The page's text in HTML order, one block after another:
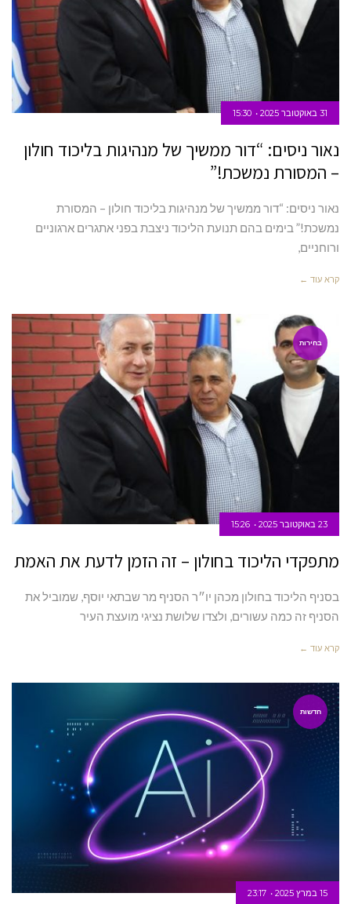
31 באוקטובר 2025 15:30
נאור ניסים: “דור ממשיך של מנהיגות בליכוד חולון
– המסורת נמשכת!”
נאור ניסים: “דור ממשיך של מנהיגות בליכוד חולון – המסורת
נמשכת!” בימים בהם תנועת הליכוד ניצבת בפני אתגרים ארגוניים
ורוחניים,
קרא עוד ←
בחירות
23 באוקטובר 2025 15:26
מתפקדי הליכוד בחולון – זה הזמן לדעת את האמת
בסניף הליכוד בחולון מכהן יו״ר הסניף מר שבתאי יוסף, שמוביל את
הסניף זה כמה עשורים, ולצדו שלושת נציגי מועצת העיר
קרא עוד ←
חדשות
15 במרץ 2025 23:17